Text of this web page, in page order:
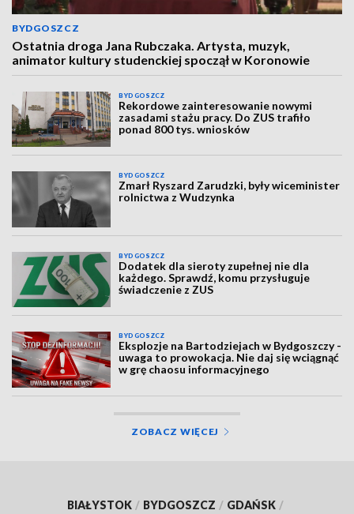
BYDGOSZCZ
Ostatnia droga Jana Rubczaka. Artysta, muzyk,
animator kultury studenckiej spoczął w Koronowie
BYDGOSZCZ
Rekordowe zainteresowanie nowymi
zasadami stażu pracy. Do ZUS trafiło
ponad 800 tys. wniosków
BYDGOSZCZ
Zmarł Ryszard Zarudzki, były wiceminister
rolnictwa z Wudzynka
BYDGOSZCZ
Dodatek dla sieroty zupełnej nie dla
każdego. Sprawdź, komu przysługuje
świadczenie z ZUS
BYDGOSZCZ
Eksplozje na Bartodziejach w Bydgoszczy -
uwaga to prowokacja. Nie daj się wciągnąć
w grę chaosu informacyjnego
ZOBACZ WIĘCEJ
BIAŁYSTOK / BYDGOSZCZ / GDAŃSK /